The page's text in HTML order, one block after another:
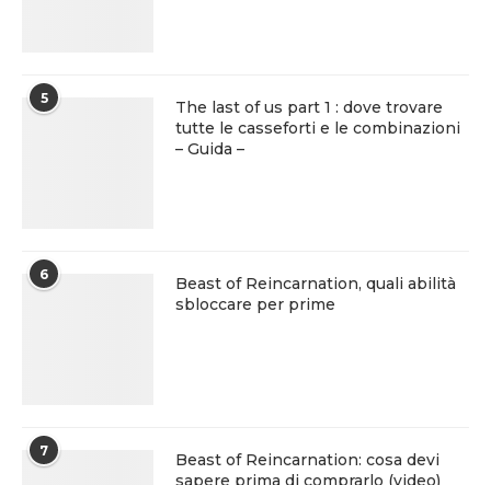
5
The last of us part 1 : dove trovare
tutte le casseforti e le combinazioni
– Guida –
6
Beast of Reincarnation, quali abilità
sbloccare per prime
7
Beast of Reincarnation: cosa devi